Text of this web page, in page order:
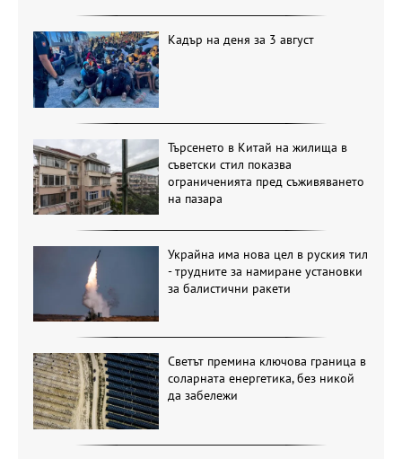
Кадър на деня за 3 август
Търсенето в Китай на жилища в
съветски стил показва
ограниченията пред съживяването
на пазара
Украйна има нова цел в руския тил
- трудните за намиране установки
за балистични ракети
Светът премина ключова граница в
соларната енергетика, без никой
да забележи